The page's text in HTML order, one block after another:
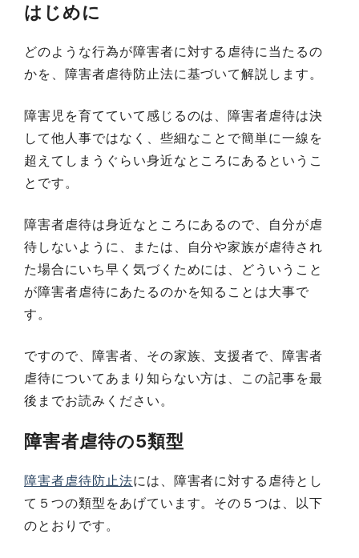
はじめに
どのような行為が障害者に対する虐待に当たるの
かを、障害者虐待防止法に基づいて解説します。
障害児を育てていて感じるのは、障害者虐待は決
して他人事ではなく、些細なことで簡単に一線を
超えてしまうぐらい身近なところにあるというこ
とです。
障害者虐待は身近なところにあるので、自分が虐
待しないように、または、自分や家族が虐待され
た場合にいち早く気づくためには、どういうこと
が障害者虐待にあたるのかを知ることは大事で
す。
ですので、障害者、その家族、支援者で、障害者
虐待についてあまり知らない方は、この記事を最
後までお読みください。
障害者虐待の5類型
障害者虐待防止法には、障害者に対する虐待とし
て５つの類型をあげています。その５つは、以下
のとおりです。